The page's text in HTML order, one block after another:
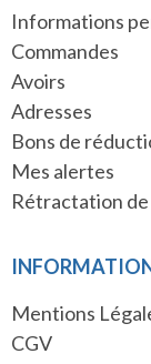
Informations
Commandes
Avoirs
Adresses
Bons de
Mes alertes
Rétractation
Mentions
CGV